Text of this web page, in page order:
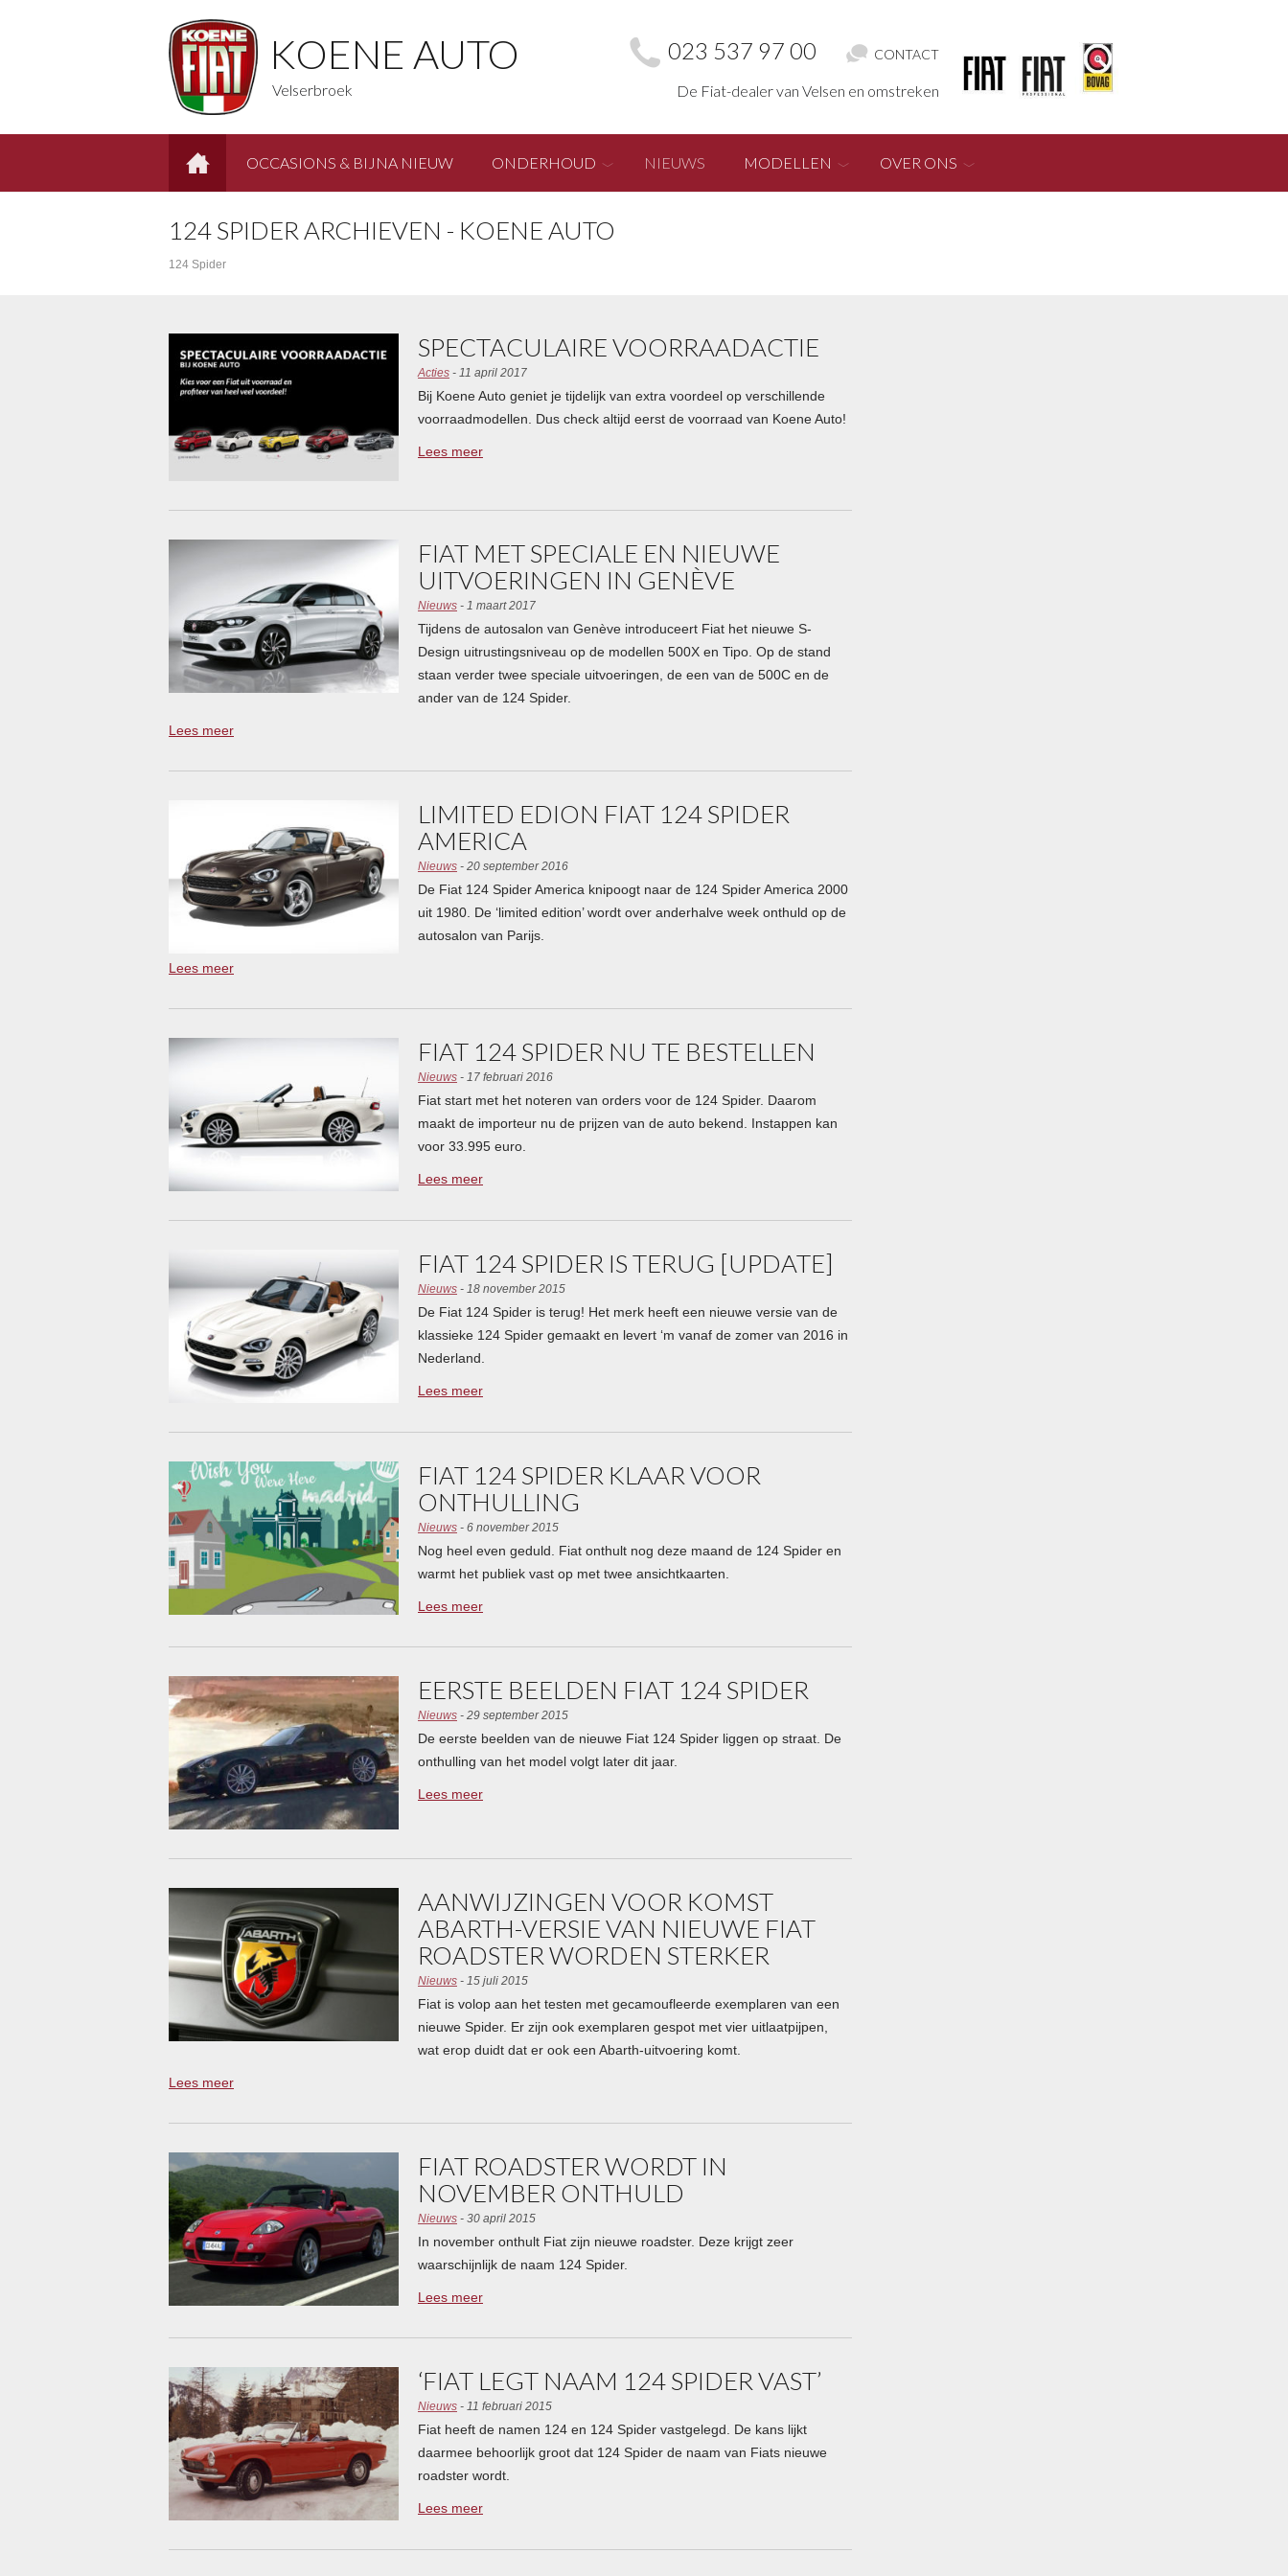
KOENE AUTO
Velserbroek
023 537 97 00 CONTACT
De Fiat-dealer van Velsen en omstreken
OCCASIONS & BIJNA NIEUW ONDERHOUD NIEUWS MODELLEN OVER ONS
124 SPIDER ARCHIEVEN - KOENE AUTO
124 Spider
SPECTACULAIRE VOORRAADACTIE
Acties - 11 april 2017
Bij Koene Auto geniet je tijdelijk van extra voordeel op verschillende
voorraadmodellen. Dus check altijd eerst de voorraad van Koene Auto!
Lees meer
FIAT MET SPECIALE EN NIEUWE
UITVOERINGEN IN GENÈVE
Nieuws - 1 maart 2017
Tijdens de autosalon van Genève introduceert Fiat het nieuwe S-
Design uitrustingsniveau op de modellen 500X en Tipo. Op de stand
staan verder twee speciale uitvoeringen, de een van de 500C en de
ander van de 124 Spider.
Lees meer
LIMITED EDION FIAT 124 SPIDER
AMERICA
Nieuws - 20 september 2016
De Fiat 124 Spider America knipoogt naar de 124 Spider America 2000
uit 1980. De ‘limited edition’ wordt over anderhalve week onthuld op de
autosalon van Parijs.
Lees meer
FIAT 124 SPIDER NU TE BESTELLEN
Nieuws - 17 februari 2016
Fiat start met het noteren van orders voor de 124 Spider. Daarom
maakt de importeur nu de prijzen van de auto bekend. Instappen kan
voor 33.995 euro.
Lees meer
FIAT 124 SPIDER IS TERUG [UPDATE]
Nieuws - 18 november 2015
De Fiat 124 Spider is terug! Het merk heeft een nieuwe versie van de
klassieke 124 Spider gemaakt en levert ‘m vanaf de zomer van 2016 in
Nederland.
Lees meer
FIAT 124 SPIDER KLAAR VOOR
ONTHULLING
Nieuws - 6 november 2015
Nog heel even geduld. Fiat onthult nog deze maand de 124 Spider en
warmt het publiek vast op met twee ansichtkaarten.
Lees meer
EERSTE BEELDEN FIAT 124 SPIDER
Nieuws - 29 september 2015
De eerste beelden van de nieuwe Fiat 124 Spider liggen op straat. De
onthulling van het model volgt later dit jaar.
Lees meer
AANWIJZINGEN VOOR KOMST
ABARTH-VERSIE VAN NIEUWE FIAT
ROADSTER WORDEN STERKER
Nieuws - 15 juli 2015
Fiat is volop aan het testen met gecamoufleerde exemplaren van een
nieuwe Spider. Er zijn ook exemplaren gespot met vier uitlaatpijpen,
wat erop duidt dat er ook een Abarth-uitvoering komt.
Lees meer
FIAT ROADSTER WORDT IN
NOVEMBER ONTHULD
Nieuws - 30 april 2015
In november onthult Fiat zijn nieuwe roadster. Deze krijgt zeer
waarschijnlijk de naam 124 Spider.
Lees meer
‘FIAT LEGT NAAM 124 SPIDER VAST’
Nieuws - 11 februari 2015
Fiat heeft de namen 124 en 124 Spider vastgelegd. De kans lijkt
daarmee behoorlijk groot dat 124 Spider de naam van Fiats nieuwe
roadster wordt.
Lees meer